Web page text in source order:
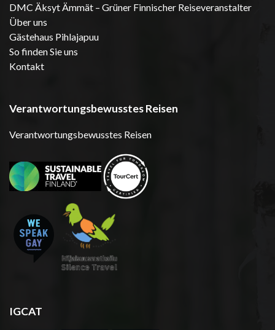
DMC Äksyt Ämmät – Grüner Finnischer Reiseveranstalter
Über uns
Gästehaus Pihlajapuu
So finden Sie uns
Kontakt
Verantwortungsbewusstes Reisen
Verantwortungsbewusstes Reisen
IGCAT